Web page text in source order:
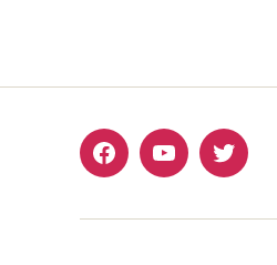
FacebookYouTubeTwitter